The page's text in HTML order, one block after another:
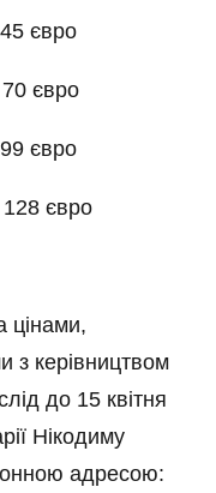
євро
євро
євро
євро
цінами,
з керівництвом
до 15 квітня
Нікодиму
адресою: